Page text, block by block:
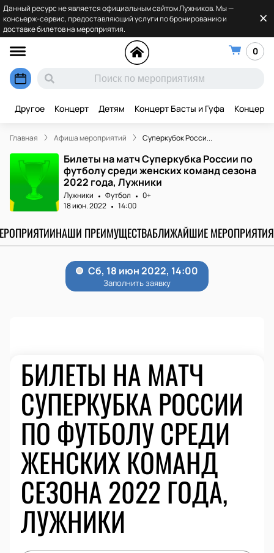
Данный ресурс не является официальным сайтом Лужников. Мы —
консьерж-сервис, предоставляющий услуги по бронированию и
доставке билетов на мероприятия.
0
Другое Концерт Детям Концерт Басты и Гуфа Концерт
Главная Афиша мероприятий Суперкубок Росси...
Билеты на матч Суперкубка России по
футболу среди женских команд сезона
2022 года, Лужники
Лужники Футбол
0+
18 июн. 2022
14:00
НАШИ ПРЕИМУЩЕСТВАБЛИЖАЙШИЕ МЕРОПРИЯТИЯ
БИЛЕТЫ НА МАТЧ
СУПЕРКУБКА РОССИИ
ПО ФУТБОЛУ СРЕДИ
ЖЕНСКИХ КОМАНД
СЕЗОНА 2022 ГОДА,
ЛУЖНИКИ